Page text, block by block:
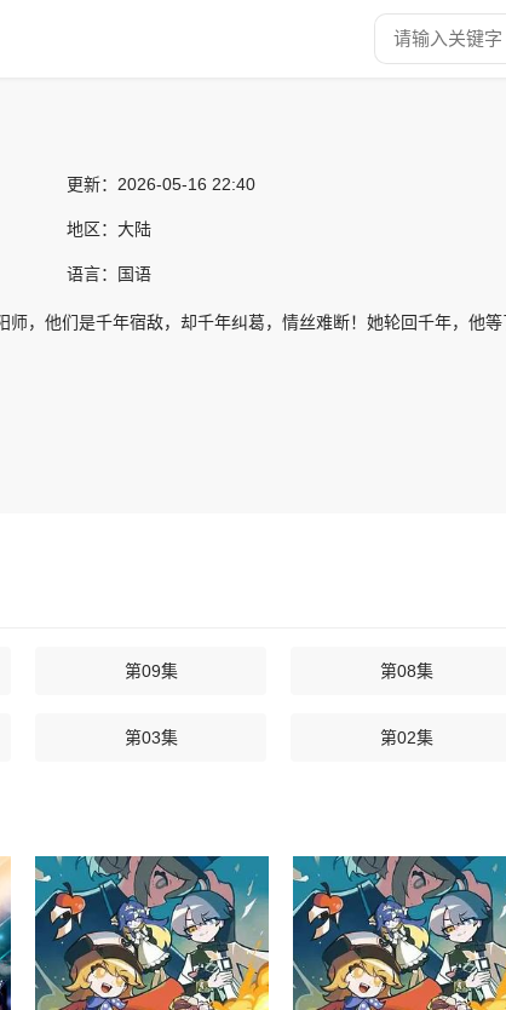
更新： 2026-05-16 22:40
地区： 大陆
语言： 国语
，他们是千年宿敌，却千年纠葛，情丝难断！她轮回千年，他等
第09集 第08集
第03集 第02集